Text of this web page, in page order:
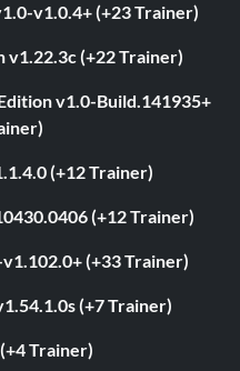
v1.0.4+ (+23 Trainer)
v1.22.3c (+22 Trainer)
v1.0-Build.141935+
(+12 Trainer)
(+12 Trainer)
(+33 Trainer)
(+7 Trainer)
Trainer)